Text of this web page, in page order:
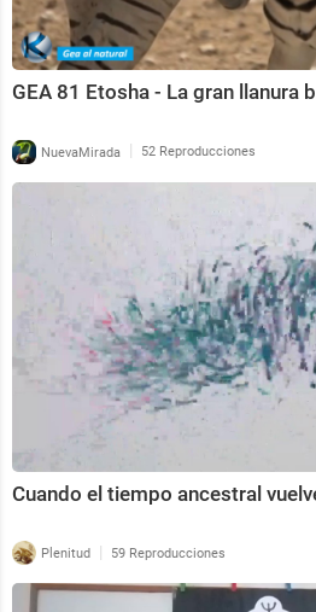
GEA 81 Etosha - La gran llanura
NuevaMirada | 52 Reproducciones
Cuando el tiempo ancestral
Plenitud | 59 Reproducciones